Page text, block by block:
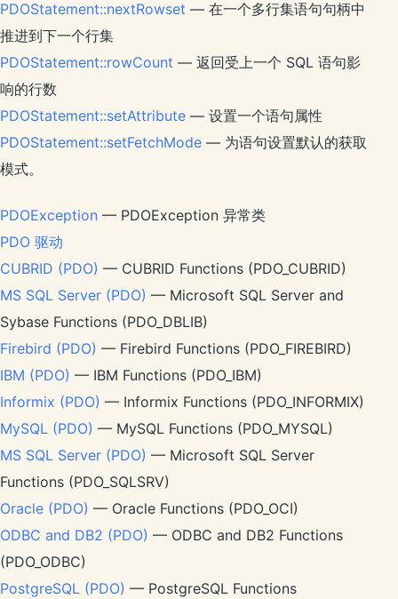
PDOStatement::nextRowset — 在一个多行集语句句柄中
推进到下一个行集
PDOStatement::rowCount — 返回受上一个 SQL 语句影
响的行数
PDOStatement::setAttribute — 设置一个语句属性
PDOStatement::setFetchMode — 为语句设置默认的获取
模式。
PDOException — PDOException 异常类
PDO 驱动
CUBRID (PDO) — CUBRID Functions (PDO_CUBRID)
MS SQL Server (PDO) — Microsoft SQL Server and
Sybase Functions (PDO_DBLIB)
Firebird (PDO) — Firebird Functions (PDO_FIREBIRD)
IBM (PDO) — IBM Functions (PDO_IBM)
Informix (PDO) — Informix Functions (PDO_INFORMIX)
MySQL (PDO) — MySQL Functions (PDO_MYSQL)
MS SQL Server (PDO) — Microsoft SQL Server
Functions (PDO_SQLSRV)
Oracle (PDO) — Oracle Functions (PDO_OCI)
ODBC and DB2 (PDO) — ODBC and DB2 Functions
(PDO_ODBC)
PostgreSQL (PDO) — PostgreSQL Functions